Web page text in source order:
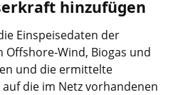
hinzufügen
Einspeisedaten der
Wind, Biogas und
und die ermittelte
die im Netz vorhandenen